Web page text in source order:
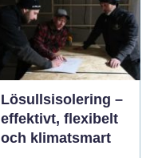
Lösullsisolering –
effektivt, flexibelt
och klimatsmart